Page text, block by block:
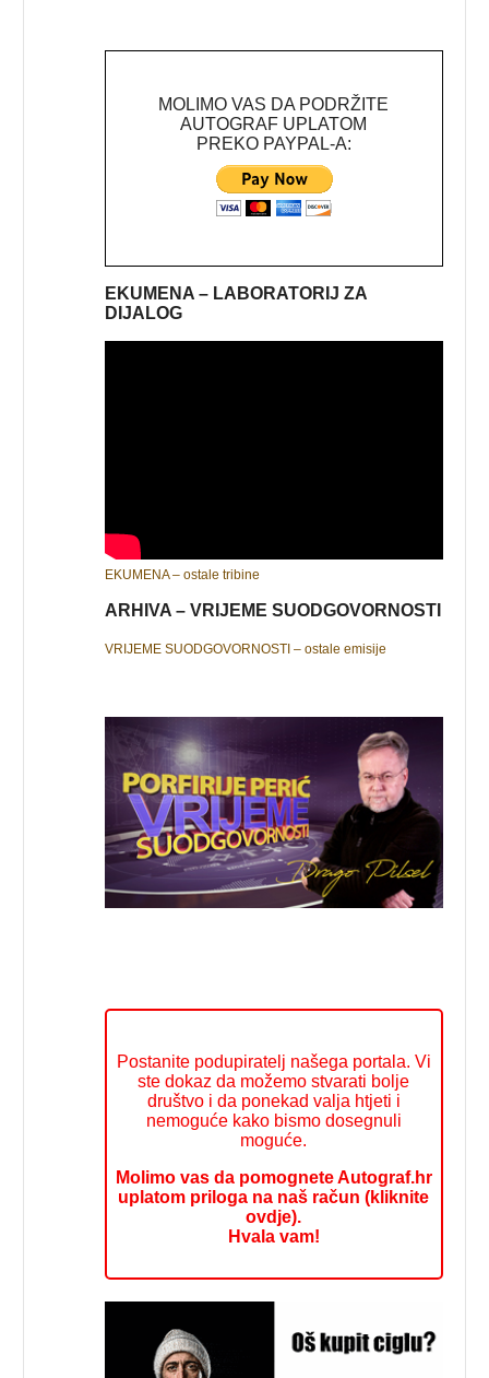
MOLIMO VAS DA PODRŽITE
AUTOGRAF UPLATOM
PREKO PAYPAL-A:
EKUMENA – LABORATORIJ ZA
DIJALOG
EKUMENA – ostale tribine
ARHIVA – VRIJEME SUODGOVORNOSTI
VRIJEME SUODGOVORNOSTI – ostale emisije
Postanite podupiratelj našega portala. Vi
ste dokaz da možemo stvarati bolje
društvo i da ponekad valja htjeti i
nemoguće kako bismo dosegnuli
moguće.
Molimo vas da pomognete Autograf.hr
uplatom priloga na naš račun (kliknite
ovdje).
Hvala vam!